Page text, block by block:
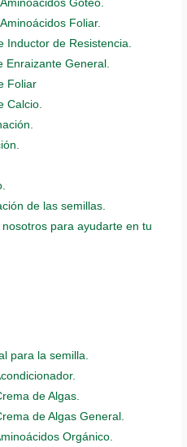
Goteo.
Foliar.
Inductor de Resistencia.
General.
Foliar
Calcio.
de las semillas.
para ayudarte en tu
para la semilla.
de Algas.
de Algas General.
Orgánico.